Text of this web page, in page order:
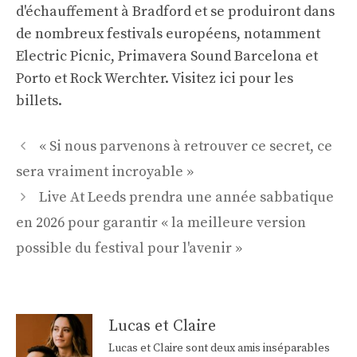
d'échauffement à Bradford et se produiront dans
de nombreux festivals européens, notamment
Electric Picnic, Primavera Sound Barcelona et
Porto et Rock Werchter.Visitez ici pour les
billets.
Navigation
des
articles
« Si nous parvenons à retrouver ce secret, ce
sera vraiment incroyable »
Live At Leeds prendra une année sabbatique
en 2026 pour garantir « la meilleure version
possible du festival pour l'avenir »
Lucas et Claire
Lucas et Claire sont deux amis inséparables